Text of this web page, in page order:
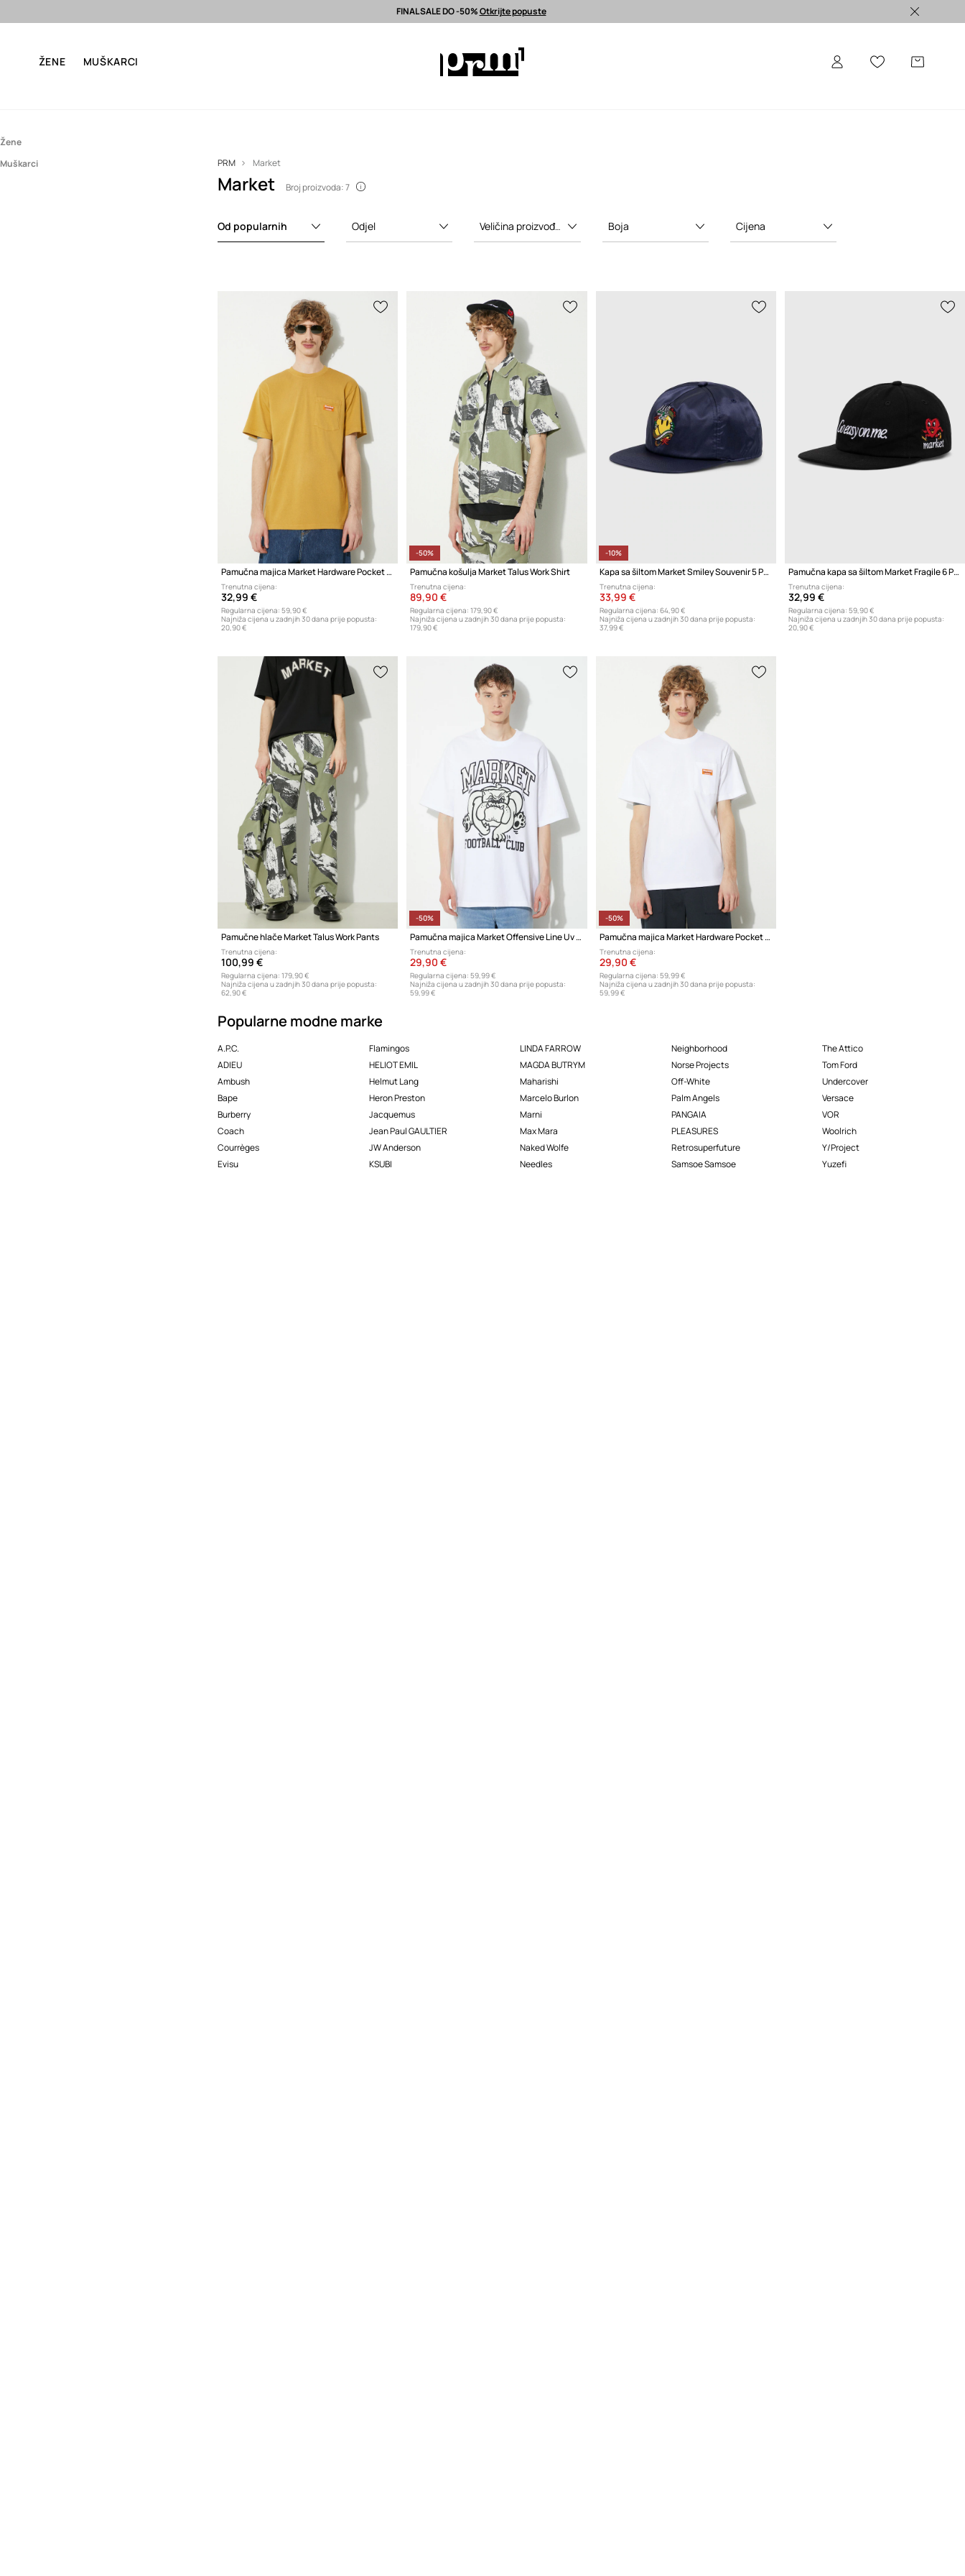
Besplatna dostava od 80 EUR > Odabrane premium modne marke >
FINAL SALE DO -50%Otkrijte popuste
ŽENE MUŠKARCI
Žene
Dodaci
Muškarci
PRM Market
Market Broj proizvoda: 7
Od popularnih Odjel Veličina proizvođača Boja Cijena
Pamučna majica Market Hardware Pocket T-Shirt
Trenutna cijena:
32,99 €
Regularna cijena: 59,90 €
Najniža cijena u zadnjih 30 dana prije popusta:
20,90 €
-50%
Pamučna košulja Market Talus Work Shirt
Trenutna cijena:
89,90 €
Regularna cijena: 179,90 €
Najniža cijena u zadnjih 30 dana prije popusta:
179,90 €
-10%
Kapa sa šiltom Market Smiley Souvenir 5 Panel
Trenutna cijena:
33,99 €
Regularna cijena: 64,90 €
Najniža cijena u zadnjih 30 dana prije popusta:
37,99 €
Pamučna kapa sa šiltom Market Fragile 6 Panel Hat
Trenutna cijena:
32,99 €
Regularna cijena: 59,90 €
Najniža cijena u zadnjih 30 dana prije popusta:
20,90 €
Pamučne hlače Market Talus Work Pants
Trenutna cijena:
100,99 €
Regularna cijena: 179,90 €
Najniža cijena u zadnjih 30 dana prije popusta:
62,90 €
-50%
Pamučna majica Market Offensive Line Uv T-Shirt
Trenutna cijena:
29,90 €
Regularna cijena: 59,99 €
Najniža cijena u zadnjih 30 dana prije popusta:
59,99 €
-50%
Pamučna majica Market Hardware Pocket T-Shirt
Trenutna cijena:
29,90 €
Regularna cijena: 59,99 €
Najniža cijena u zadnjih 30 dana prije popusta:
59,99 €
Popularne modne marke
A.P.C.
ADIEU
Ambush
Bape
Burberry
Coach
Courrèges
Evisu
Flamingos
HELIOT EMIL
Helmut Lang
Heron Preston
Jacquemus
Jean Paul GAULTIER
JW Anderson
KSUBI
LINDA FARROW
MAGDA BUTRYM
Maharishi
Marcelo Burlon
Marni
Max Mara
Naked Wolfe
Needles
Neighborhood
Norse Projects
Off-White
Palm Angels
PANGAIA
PLEASURES
Retrosuperfuture
Samsoe Samsoe
The Attico
Tom Ford
Undercover
Versace
VOR
Woolrich
Y/Project
Yuzefi